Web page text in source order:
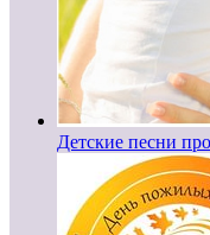
Детские песни